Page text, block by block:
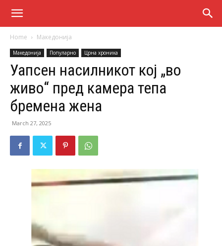
Home Македонија
Македонија Популарно Црна хроника
Уапсен насилникот кој „во
живо“ пред камера тепа
бремена жена
March 27, 2025